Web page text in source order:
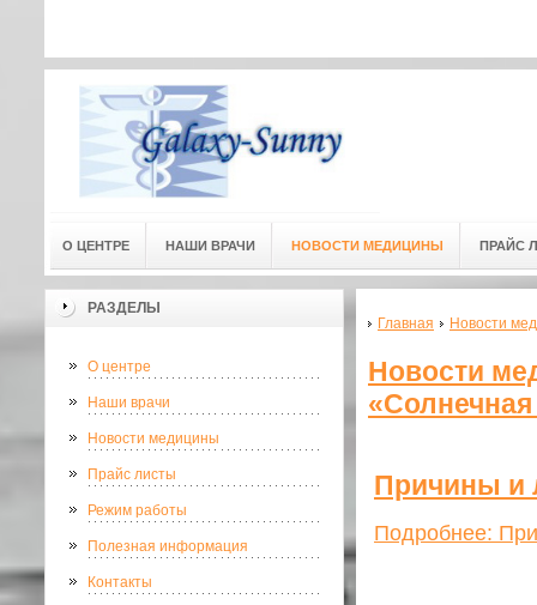
О ЦЕНТРЕ НАШИ ВРАЧИ НОВОСТИ МЕДИЦИНЫ ПРАЙС
РАЗДЕЛЫ
О центре
Наши врачи
Новости медицины
Прайс листы
Режим работы
Полезная информация
Контакты
Главная Новости
Новости
Причины и
Подробнее: